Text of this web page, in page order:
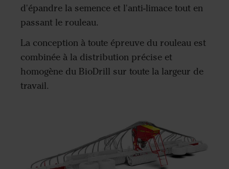
d'épandre la semence et l'anti-limace tout en
passant le rouleau.
La conception à toute épreuve du rouleau est
combinée à la distribution précise et
homogène du BioDrill sur toute la largeur de
travail.